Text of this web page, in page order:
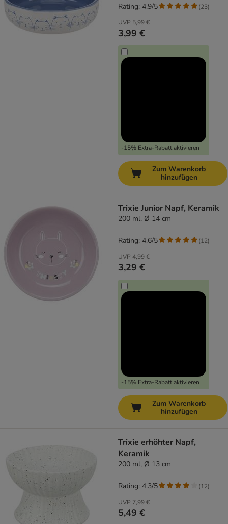
UVP 5,99 €
3,99 €
-15% Extra-Rabatt aktivieren
Rating: 4.9/5 (23)
Zum Warenkorb
hinzufügen
Trixie Junior Napf, Keramik
200 ml, Ø 14 cm
UVP 4,99 €
3,29 €
-15% Extra-Rabatt aktivieren
Rating: 4.6/5 (12)
Zum Warenkorb
hinzufügen
Trixie erhöhter Napf,
Keramik
200 ml, Ø 13 cm
UVP 7,99 €
5,49 €
Rating: 4.3/5 (12)